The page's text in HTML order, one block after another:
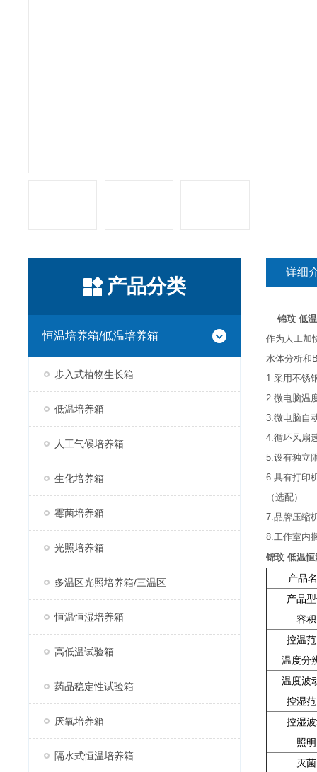
产品分类
恒温培养箱/低温培养箱
步入式植物生长箱
低温培养箱
人工气候培养箱
生化培养箱
霉菌培养箱
光照培养箱
多温区光照培养箱/三温区
恒温恒湿培养箱
高低温试验箱
药品稳定性试验箱
厌氧培养箱
隔水式恒温培养箱
详细
锦玟 低
作为人工加
水体分析和
1.采用不锈
2.微电脑温
3.微电脑自
4.循环风扇
5.设有独立
6.具有打印
（选配）
7.品牌压缩
8.工作室内
锦玟 低温
产品
产品
容积
控温
温度分
温度波
控湿
控湿
照明
灭菌